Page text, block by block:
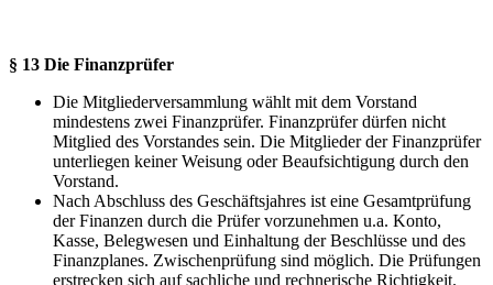
§ 13 Die Finanzprüfer
Die Mitgliederversammlung wählt mit dem Vorstand
mindestens zwei Finanzprüfer. Finanzprüfer dürfen nicht
Mitglied des Vorstandes sein. Die Mitglieder der Finanzprüfer
unterliegen keiner Weisung oder Beaufsichtigung durch den
Vorstand.
Nach Abschluss des Geschäftsjahres ist eine Gesamtprüfung
der Finanzen durch die Prüfer vorzunehmen u.a. Konto,
Kasse, Belegwesen und Einhaltung der Beschlüsse und des
Finanzplanes. Zwischenprüfung sind möglich. Die Prüfungen
erstrecken sich auf sachliche und rechnerische Richtigkeit.